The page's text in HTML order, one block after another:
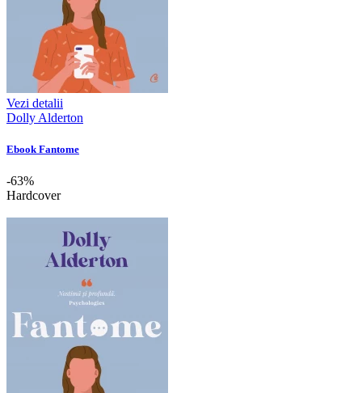
Vezi detalii
Dolly Alderton
Ebook Fantome
-63%
Hardcover